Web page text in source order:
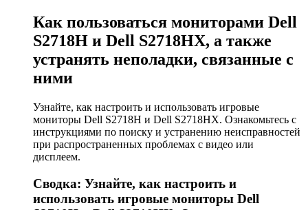
Как пользоваться мониторами Dell
S2718H и Dell S2718HX, а также
устранять неполадки, связанные с
ними
Узнайте, как настроить и использовать игровые
мониторы Dell S2718H и Dell S2718HX. Ознакомьтесь с
инструкциями по поиску и устранению неисправностей
при распространенных проблемах с видео или
дисплеем.
Сводка: Узнайте, как настроить и
использовать игровые мониторы Dell